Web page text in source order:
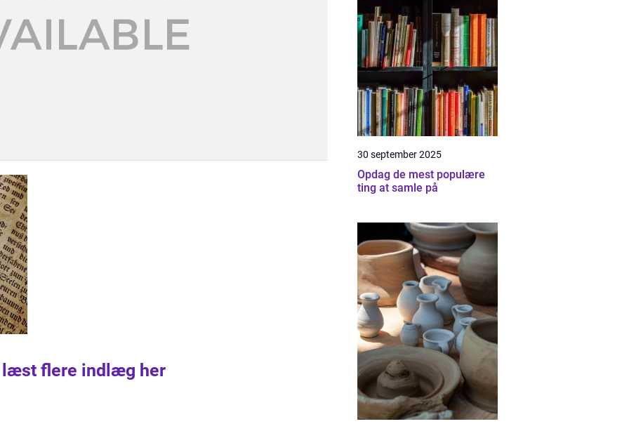
læst flere indlæg her
30 september 2025
Opdag de mest populære
ting at samle på